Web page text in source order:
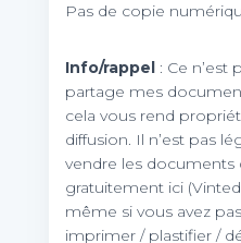
Pas de copie
Info/rappel : Ce n’est
partage mes
cela vous rend
diffusion. Il n’est pas
vendre les documents
gratuitement ici
même si vous avez
imprimer / plastifier /